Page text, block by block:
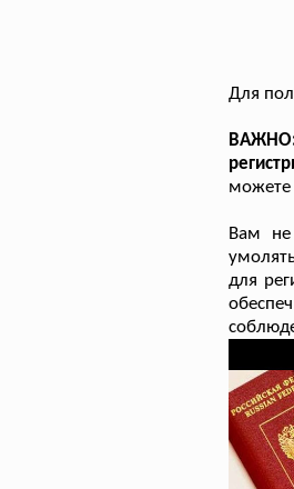
Для
ВАЖНО:
можете
Вам не
для